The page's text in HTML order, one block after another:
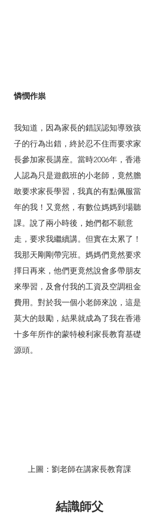
憐憫作祟
我知道，因為家長的錯誤認知導致孩
子的行為出錯，終於忍不住而要求家
長參加家長講座。當時2006年，香港
人認為只是遊戲班的小老師，竟然膽
敢要求家長學習，我真的有點佩服當
年的我！又竟然，有數位媽媽到場聽
課。說了兩小時後，她們都不願意
走，要求我繼續講。但實在太累了！
我那天剛剛帶完班。媽媽們竟然要求
擇日再來，他們更竟然說會多帶朋友
來學習，及會付我的工資及空調租金
費用。對於我一個小老師來說，這是
莫大的鼓勵，結果就成為了我在香港
十多年所作的蒙特梭利家長教育基礎
源頭。
上圖：劉老師在講家長教育課
結識師父